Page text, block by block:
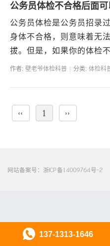
公务员体检不合格后面
公务员体检是公务员招录
身体不合格，则意味着无
拔。但是，如果你的体检
“game over”呢？事实上
作者: 壁老爷体检科普 分类: 体检科
‹‹ 1 ››
网站备案号： 浙ICP备14009764号-2
137-1313-1646